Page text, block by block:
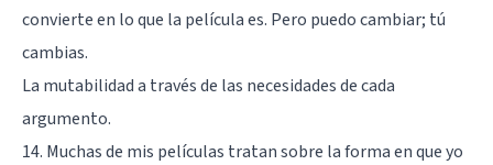
convierte en lo que la película es. Pero puedo cambiar; tú
cambias.
La mutabilidad a través de las necesidades de cada
argumento.
14. Muchas de mis películas tratan sobre la forma en que yo